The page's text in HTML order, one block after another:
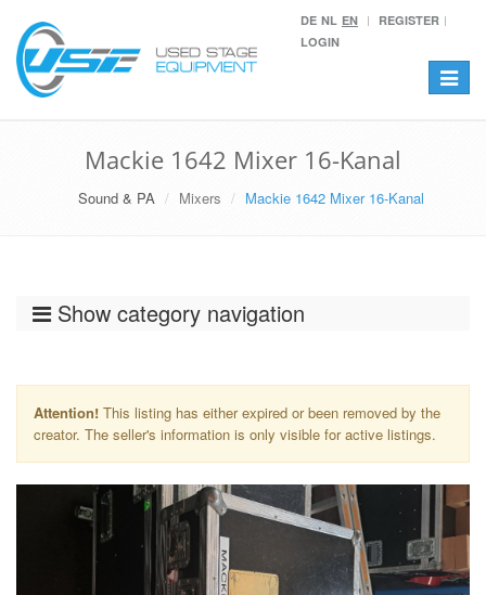
DE NL EN
REGISTER
LOGIN
Toggle
Mackie 1642 Mixer 16-Kanal
Sound & PA Mixers Mackie 1642 Mixer 16-Kanal
Show category navigation
Attention! This listing has either expired or been removed by the
creator. The seller's information is only visible for active listings.